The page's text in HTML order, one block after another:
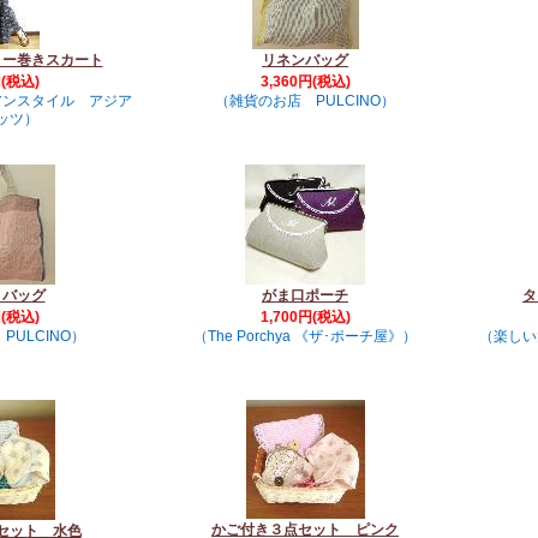
巻きスカート
税込)
ンスタイル アジア
ツ）
リネンバッグ
3,360円(税込)
（雑貨のお店 PULCINO）
ッグ
税込)
）
がま口ポーチ
1,700円(税込)
（The Porchya 《ザ･ポーチ屋》）
（楽し
ット 水色 かご付き３点セット ピンク